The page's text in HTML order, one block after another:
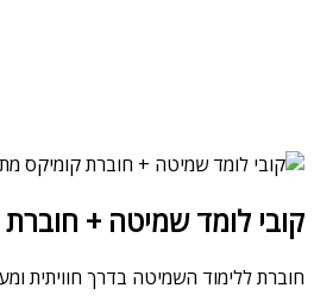
קובי לומד שמיטה +
חוברת ללימוד השמיטה בדרך חוויתית